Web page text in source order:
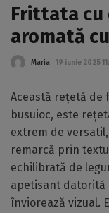
Frittata cu
aromată
Maria 19 iunie 2025
Această rețetă de
busuioc, este
extrem de
remarcă prin
echilibrată de
apetisant datorită
înviorează vizual.